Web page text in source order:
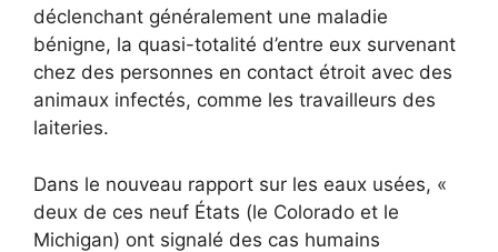
déclenchant généralement une maladie
bénigne, la quasi-totalité d’entre eux survenant
chez des personnes en contact étroit avec des
animaux infectés, comme les travailleurs des
laiteries.
Dans le nouveau rapport sur les eaux usées, «
deux de ces neuf États (le Colorado et le
Michigan) ont signalé des cas humains